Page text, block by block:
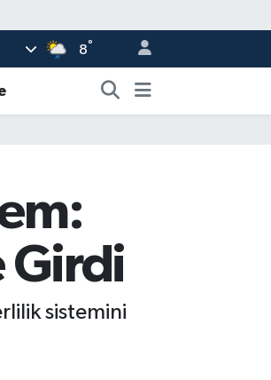
8°
Girdi
sistemini